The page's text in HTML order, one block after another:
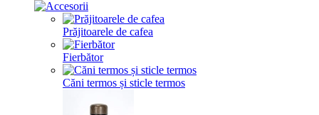
Prăjitoarele de cafea
Fierbător
Căni termos și sticle termos